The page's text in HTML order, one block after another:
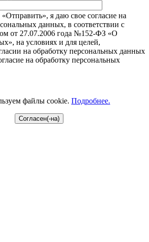
я даю свое согласие на
данных, в соответствии с
от 27.07.2006 года №152-ФЗ «О
на условиях и для целей,
на обработку персональных данных
на обработку персональных
файлы cookie. Подробнее.
Согласен(-на)